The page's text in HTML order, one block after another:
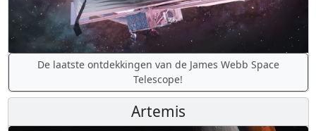
De laatste ontdekkingen van de James Webb Space
Telescope!
Artemis